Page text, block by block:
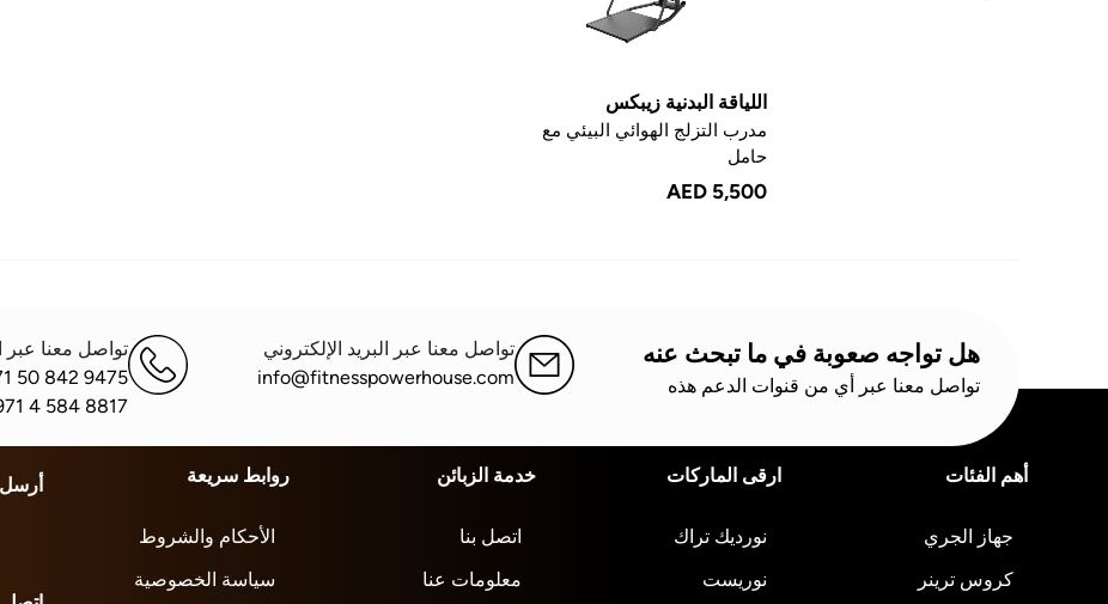
اللياقة البدنية زيبكس
مدرب التزلج الهوائي البيئي مع
حامل
AED 5,500
هل تواجه صعوبة في ما تبحث عنه
تواصل معنا عبر أي من قنوات الدعم هذه
تواصل معنا عبر البريد الإلكتروني
info@fitnesspowerhouse.com
تواصل معنا عبر
50 842 9475
4 584 8817
أهم الفئات
جهاز الجري
كروس ترينر
ارقى الماركات
نورديك تراك
نوريست
خدمة الزبائن
اتصل بنا
معلومات عنا
روابط سريعة
الأحكام والشروط
سياسة الخصوصية